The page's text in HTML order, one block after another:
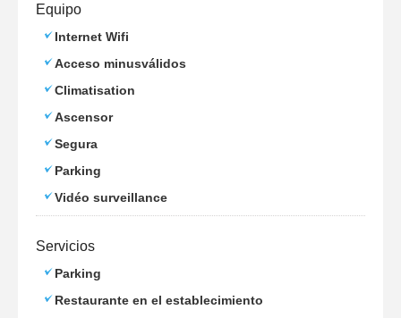
Equipo
Internet Wifi
Acceso minusválidos
Climatisation
Ascensor
Segura
Parking
Vidéo surveillance
Servicios
Parking
Restaurante en el establecimiento